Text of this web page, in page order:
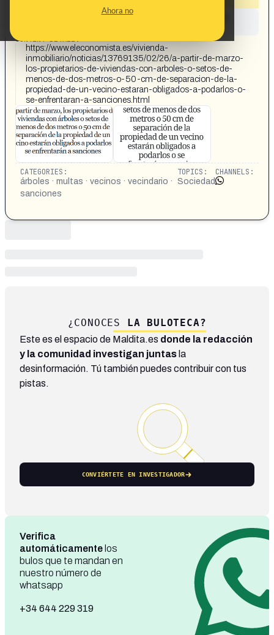
Ahora no
This content has not yet been investigated by the
CONTENT DETAIL:
https://www.eleconomista.es/vivienda-
inmobiliario/noticias/13769135/02/26/a-partir-de-marzo-
los-propietarios-de-viviendas-con-arboles-o-setos-de-
menos-de-dos-metros-o-50-cm-de-separacion-de-la-
propiedad-de-un-vecino-estaran-obligados-a-podarlos-o-
se-enfrentaran-a-sanciones.html
CATEGORIES:
árboles · multas · vecinos · vecindario ·
sanciones
TOPICS:
Sociedad
CHANNELS:
¿CONOCES LA BULOTECA?
Este es el espacio de Maldita.es donde la redacción
y la comunidad investigan juntas la
desinformación. Tú también puedes contribuir con tus
pistas.
CONVIÉRTETE EN INVESTIGADOR
Verifica
automáticamente los
bulos que te mandan en
nuestro número de
whatsapp
+34 644 229 319